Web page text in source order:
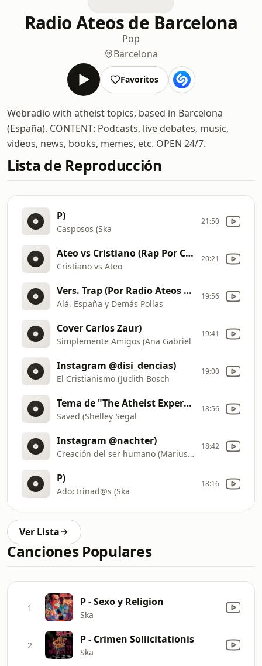
Radio Ateos de Barcelona
Pop
Barcelona
Favoritos
Webradio with atheist topics, based in Barcelona
(España). CONTENT: Podcasts, live debates, music,
videos, news, books, memes, etc. OPEN 24/7.
Lista de Reproducción
P)
Casposos (Ska
21:50
Ateo vs Cristiano (Rap Por Creci2)
Cristiano vs Ateo
20:21
Vers. Trap (Por Radio Ateos de Barcelona)
Alá, España y Demás Pollas
19:56
Cover Carlos Zaur)
Simplemente Amigos (Ana Gabriel
19:41
Instagram @disi_dencias)
El Cristianismo (Judith Bosch
19:00
Tema de "The Atheist Experience")
Saved (Shelley Segal
18:56
Instagram @nachter)
Creación del ser humano (Marius Lekker
18:42
P)
Adoctrinad@s (Ska
18:16
Ver Lista
Canciones Populares
1 P - Sexo y Religion
Ska
2 P - Crimen Sollicitationis
Ska